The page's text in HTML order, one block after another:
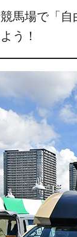
馬場で「
う！